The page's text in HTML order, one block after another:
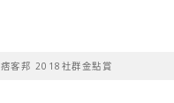
痞客邦 2018社群金點賞